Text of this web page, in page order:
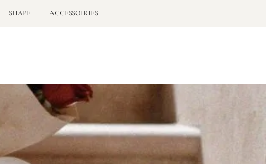
SHAPE ACCESSOIRIES